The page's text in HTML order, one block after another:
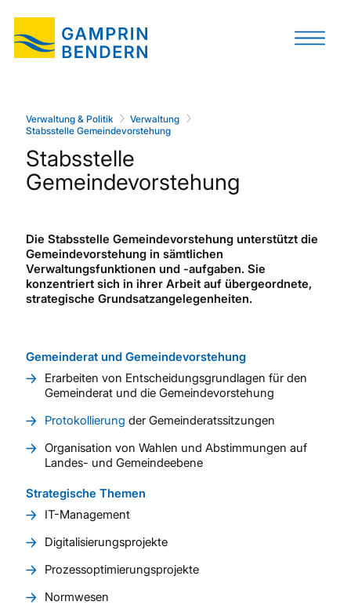
Verwaltung & Politik
Verwaltung
Stabsstelle Gemeindevorstehung
Stabsstelle
Gemeindevorstehung
Die Stabsstelle Gemeindevorstehung unterstützt die
Gemeindevorstehung in sämtlichen
Verwaltungsfunktionen und -aufgaben. Sie
konzentriert sich in ihrer Arbeit auf übergeordnete,
strategische Grundsatzangelegenheiten.
Gemeinderat und Gemeindevorstehung
Erarbeiten von Entscheidungsgrundlagen für den
Gemeinderat und die Gemeindevorstehung
Protokollierung der Gemeinderatssitzungen
Organisation von Wahlen und Abstimmungen auf
Landes- und Gemeindeebene
Strategische Themen
IT-Management
Digitalisierungsprojekte
Prozessoptimierungsprojekte
Normwesen